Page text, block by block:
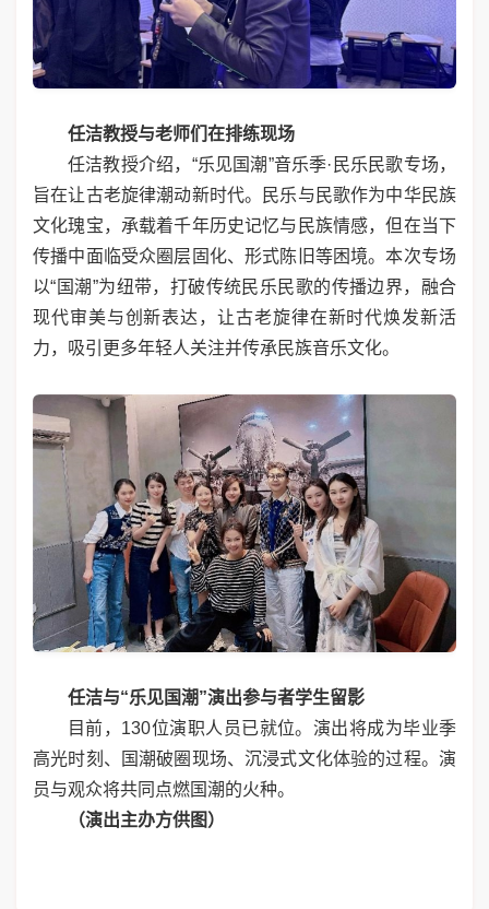
任洁教授与老师们在排练现场
任洁教授介绍，“乐见国潮”音乐季·民乐民歌专场，
旨在让古老旋律潮动新时代。民乐与民歌作为中华民族
文化瑰宝，承载着千年历史记忆与民族情感，但在当下
传播中面临受众圈层固化、形式陈旧等困境。本次专场
以“国潮”为纽带，打破传统民乐民歌的传播边界，融合
现代审美与创新表达，让古老旋律在新时代焕发新活
力，吸引更多年轻人关注并传承民族音乐文化。
任洁与“乐见国潮”演出参与者学生留影
目前，130位演职人员已就位。演出将成为毕业季
高光时刻、国潮破圈现场、沉浸式文化体验的过程。演
员与观众将共同点燃国潮的火种。
（演出主办方供图）